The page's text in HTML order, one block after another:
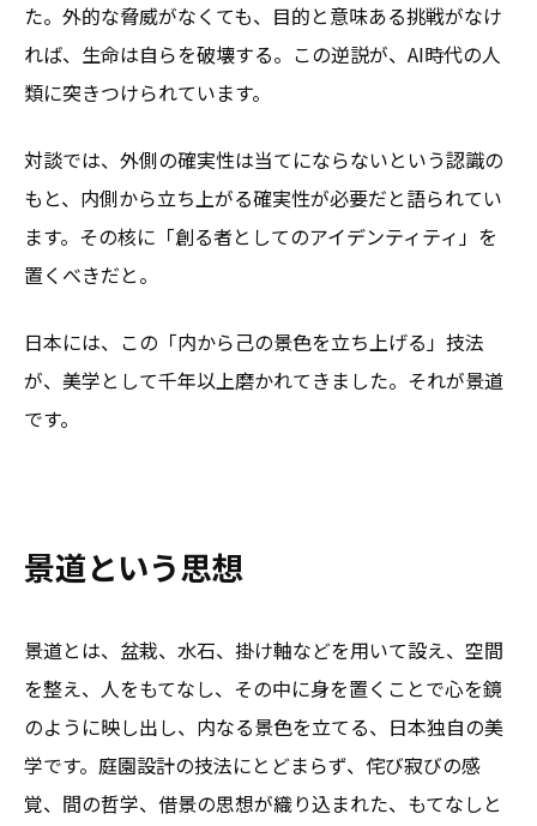
た。外的な脅威がなくても、目的と意味ある挑戦がなけ
れば、生命は自らを破壊する。この逆説が、AI時代の人
類に突きつけられています。
対談では、外側の確実性は当てにならないという認識の
もと、内側から立ち上がる確実性が必要だと語られてい
ます。その核に「創る者としてのアイデンティティ」を
置くべきだと。
日本には、この「内から己の景色を立ち上げる」技法
が、美学として千年以上磨かれてきました。それが景道
です。
景道という思想
景道とは、盆栽、水石、掛け軸などを用いて設え、空間
を整え、人をもてなし、その中に身を置くことで心を鏡
のように映し出し、内なる景色を立てる、日本独自の美
学です。庭園設計の技法にとどまらず、侘び寂びの感
覚、間の哲学、借景の思想が織り込まれた、もてなしと